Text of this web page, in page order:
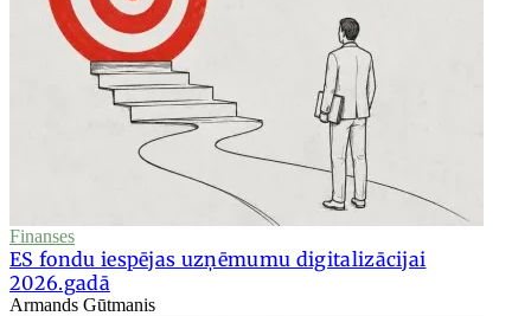
Finanses
ES fondu iespējas uzņēmumu digitalizācijai
2026.gadā
Armands Gūtmanis